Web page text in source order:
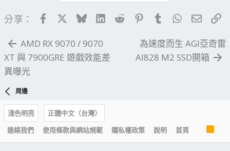
分享： FacebookBlueskyLinkedIn
Reddit PinterestTumblrWhatsApp
電子
AMD RX 9070 / 9070
XT 與 7900GRE 遊戲效能差
異曝光
為速度而生 AGI亞奇雷
AI828 M2 SSD開箱
周邊
淺色明亮
正體中文（台灣）
連絡我們
使用條款與網站規範 隱私權政策 說明 首頁
S